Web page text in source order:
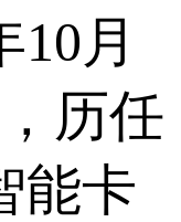
月
历任
能卡